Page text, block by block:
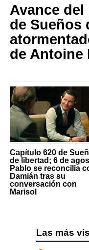
Avance
de Sueños
de Antoine
Capítulo 620 de
de libertad; 6 de
Pablo se reconcilia
Damián tras su
conversación con
Marisol
Las más